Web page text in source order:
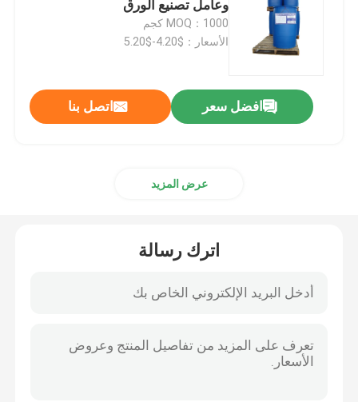
عطري جليسيديل الأثير
بوتيل جليسيديل الأثير
المواد الكيميائية الإلكترونية
راتنج الإيبوكسي ثنائي الفينول F
إيبوكسي فينولي نوفولاك
وعامل تصنيع الورق
MOQ：1000 كجم
الأسعار：$4.20-$5.20
افضل سعر اتصل بنا
عرض المزيد
اترك رسالة